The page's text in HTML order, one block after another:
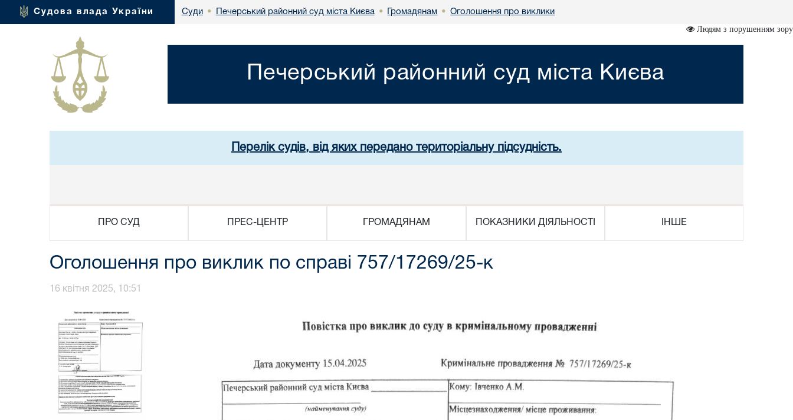
Судова влада України Суди • Печерський районний суд міста Києва • Громадянам • Оголошення про виклики
Людям з порушенням зору
Печерський районний суд міста Києва
Перелік судів, від яких передано територіальну підсудність.
ПРО СУД ПРЕС-ЦЕНТР ГРОМАДЯНАМ ПОКАЗНИКИ ДІЯЛЬНОСТІ ІНШЕ
Оголошення про виклик по справі 757/17269/25-к
16 квітня 2025, 10:51